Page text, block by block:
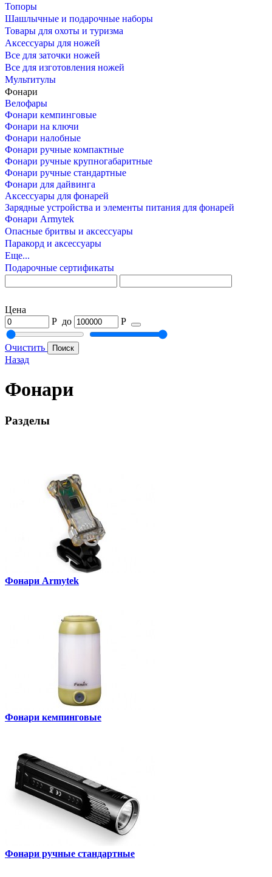
Топоры
Шашлычные и подарочные наборы
Товары для охоты и туризма
Аксессуары для ножей
Все для заточки ножей
Все для изготовления ножей
Мультитулы
Фонари
Велофары
Фонари кемпинговые
Фонари на ключи
Фонари налобные
Фонари ручные компактные
Фонари ручные крупногабаритные
Фонари ручные стандартные
Фонари для дайвинга
Аксессуары для фонарей
Зарядные устройства и элементы питания для фонарей
Фонари Armytek
Опасные бритвы и аксессуары
Паракорд и аксессуары
Еще...
Подарочные сертификаты
Цена
Р до Р
Очистить
Назад
Фонари
Разделы
Фонари Armytek
Фонари кемпинговые
Фонари ручные стандартные